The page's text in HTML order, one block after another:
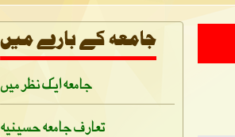
جامعہ ایک نظر میں
تعارف جامعہ حسینیہ